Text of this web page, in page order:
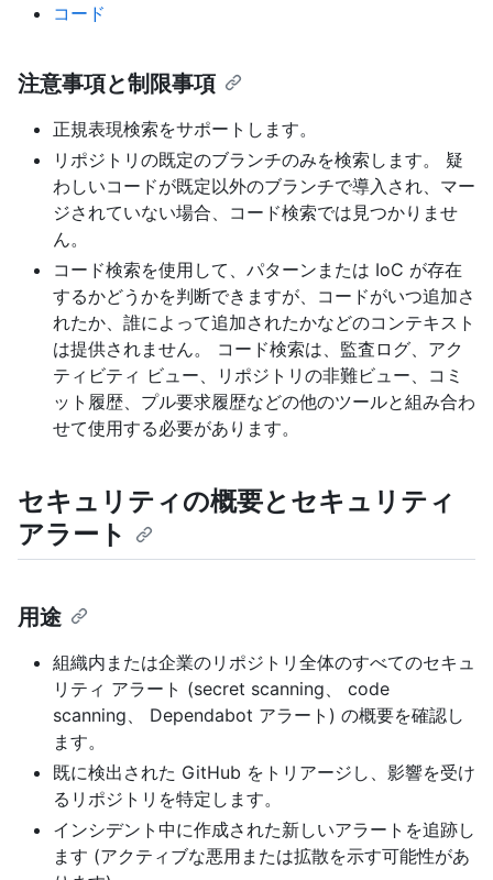
コード
注意事項と制限事項
正規表現検索をサポートします。
リポジトリの既定のブランチのみを検索します。 疑
わしいコードが既定以外のブランチで導入され、マー
ジされていない場合、コード検索では見つかりませ
ん。
コード検索を使用して、パターンまたは IoC が存在
するかどうかを判断できますが、コードがいつ追加さ
れたか、誰によって追加されたかなどのコンテキスト
は提供されません。 コード検索は、監査ログ、アク
ティビティ ビュー、リポジトリの非難ビュー、コミ
ット履歴、プル要求履歴などの他のツールと組み合わ
せて使用する必要があります。
セキュリティの概要とセキュリティ
アラート
用途
組織内または企業のリポジトリ全体のすべてのセキュ
リティ アラート (secret scanning、 code
scanning、 Dependabot アラート) の概要を確認し
ます。
既に検出された GitHub をトリアージし、影響を受け
るリポジトリを特定します。
インシデント中に作成された新しいアラートを追跡し
ます (アクティブな悪用または拡散を示す可能性があ